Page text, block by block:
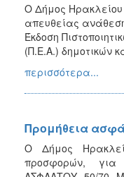
Ο Δήμος Ηρακλείου
απευθείας
Έκδοση
(Π.Ε.Α.) δημοτικών
περισσότερα...
Προμήθεια
Ο Δήμος
προσφορών, για